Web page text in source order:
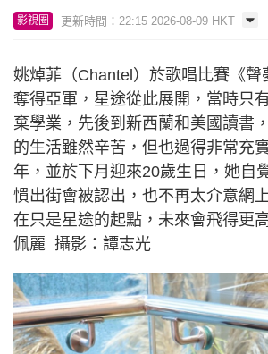
影視圈 更新時間：22:15 2026-08-09 HKT
姚焯菲（Chantel）於歌唱比賽《聲
奪得亞軍，星途從此展開，當時只
棄學業，先後到新西蘭和美國讀書
的生活雖然辛苦，但也過得非常充
年，並於下月迎來20歲生日，她自
慣出街會被認出，也不再太介意網
在只是星途的起點，未來會飛得更
佩麗 攝影：譚志光